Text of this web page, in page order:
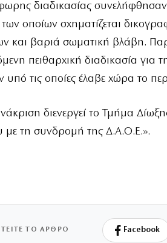
διαδικασίας συνελήφθησαν
οποίων σχηματίζεται
και βαριά σωματική βλάβη.
πειθαρχική διαδικασία για
τις οποίες έλαβε χώρα το
διενεργεί το Τμήμα
με τη συνδρομή της Δ.Α.Ο.Ε.».
ΤΟ ΑΡΘΡΟ Facebook